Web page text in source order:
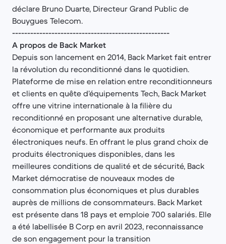
déclare Bruno Duarte, Directeur Grand Public de
Bouygues Telecom.
----------------------------------------------------
A propos de Back Market
Depuis son lancement en 2014, Back Market fait entrer
la révolution du reconditionné dans le quotidien.
Plateforme de mise en relation entre reconditionneurs
et clients en quête d’équipements Tech, Back Market
offre une vitrine internationale à la filière du
reconditionné en proposant une alternative durable,
économique et performante aux produits
électroniques neufs. En offrant le plus grand choix de
produits électroniques disponibles, dans les
meilleures conditions de qualité et de sécurité, Back
Market démocratise de nouveaux modes de
consommation plus économiques et plus durables
auprès de millions de consommateurs. Back Market
est présente dans 18 pays et emploie 700 salariés. Elle
a été labellisée B Corp en avril 2023, reconnaissance
de son engagement pour la transition